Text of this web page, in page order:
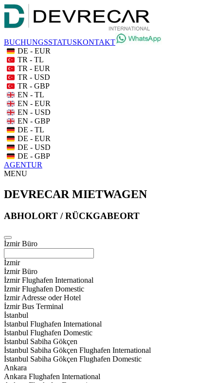
BUCHUNGSSTATUSKONTAKT
DE - EUR
TR - TL
TR - EUR
TR - USD
TR - GBP
EN - TL
EN - EUR
EN - USD
EN - GBP
DE - TL
DE - EUR
DE - USD
DE - GBP
AGENTUR
MENU
DEVRECAR MIETWAGEN
ABHOLORT / RÜCKGABEORT
İzmir Büro
İzmir
İzmir Büro
İzmir Flughafen International
İzmir Flughafen Domestic
İzmir Adresse oder Hotel
İzmir Bus Terminal
İstanbul
İstanbul Flughafen International
İstanbul Flughafen Domestic
İstanbul Sabiha Gökçen
İstanbul Sabiha Gökçen Flughafen International
İstanbul Sabiha Gökçen Flughafen Domestic
Ankara
Ankara Flughafen International